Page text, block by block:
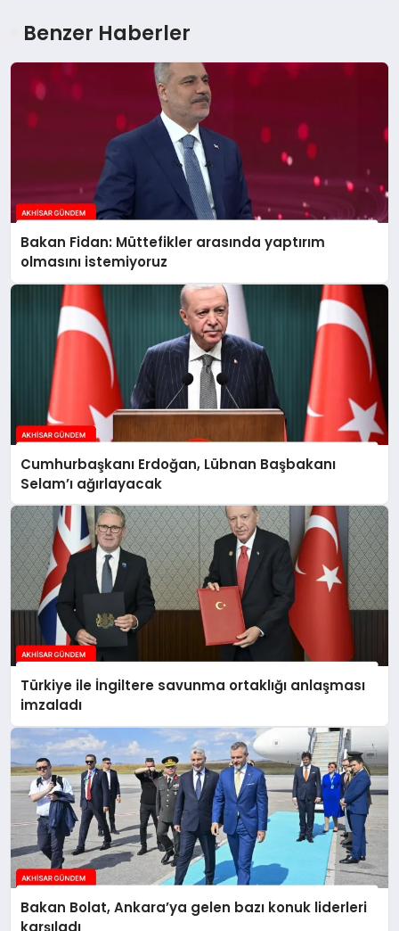
Benzer Haberler
Bakan Fidan: Müttefikler arasında yaptırım
olmasını istemiyoruz
Cumhurbaşkanı Erdoğan, Lübnan Başbakanı
Selam’ı ağırlayacak
Türkiye ile İngiltere savunma ortaklığı anlaşması
imzaladı
Bakan Bolat, Ankara’ya gelen bazı konuk liderleri
karşıladı